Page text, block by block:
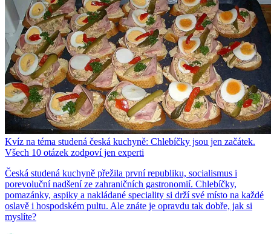
Kvíz na téma studená česká kuchyně: Chlebíčky jsou jen začátek.
Všech 10 otázek zodpoví jen experti
Česká studená kuchyně přežila první republiku, socialismus i
porevoluční nadšení ze zahraničních gastronomií. Chlebíčky,
pomazánky, aspiky a nakládané speciality si drží své místo na každé
oslavě i hospodském pultu. Ale znáte je opravdu tak dobře, jak si
myslíte?